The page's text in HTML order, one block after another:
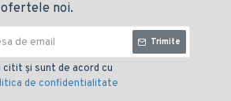
ofertele noi.
Trimite
citit şi sunt de acord cu
de confidentialitate